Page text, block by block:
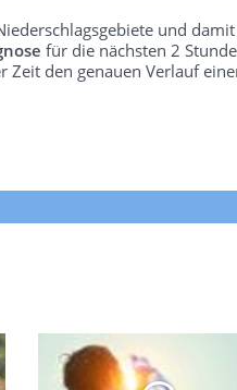
und
für die nächsten 2
Zeit den genauen Verlauf